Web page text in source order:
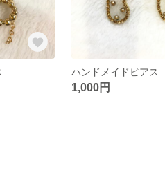
ハンドメイドピアス
1,000円